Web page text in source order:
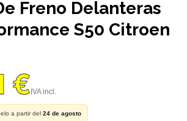
Freno Delanteras
S50 Citroen
€
a partir del 24 de agosto